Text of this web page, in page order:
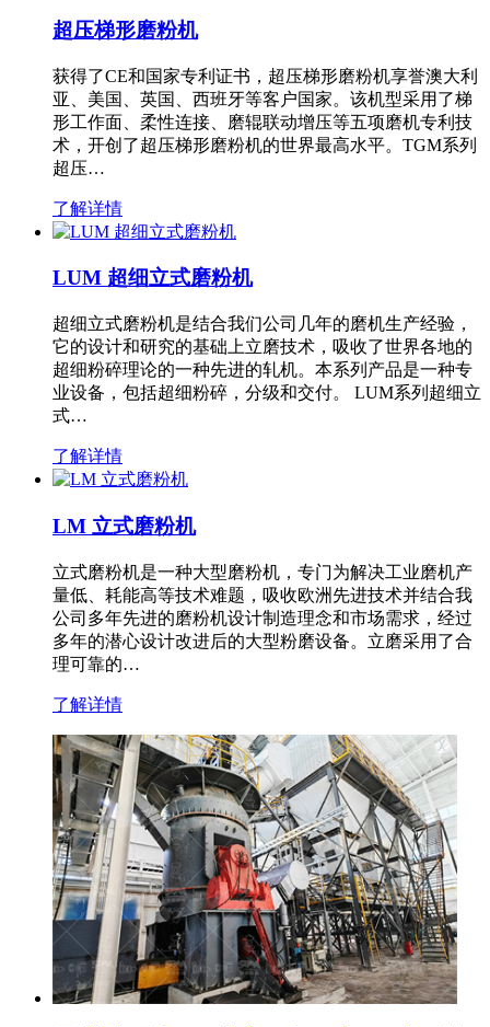
超压梯形磨粉机
获得了CE和国家专利证书，超压梯形磨粉机享誉澳大利
亚、美国、英国、西班牙等客户国家。该机型采用了梯
形工作面、柔性连接、磨辊联动增压等五项磨机专利技
术，开创了超压梯形磨粉机的世界最高水平。TGM系列
超压…
了解详情
LUM 超细立式磨粉机
超细立式磨粉机是结合我们公司几年的磨机生产经验，
它的设计和研究的基础上立磨技术，吸收了世界各地的
超细粉碎理论的一种先进的轧机。本系列产品是一种专
业设备，包括超细粉碎，分级和交付。 LUM系列超细立
式…
了解详情
LM 立式磨粉机
立式磨粉机是一种大型磨粉机，专门为解决工业磨机产
量低、耗能高等技术难题，吸收欧洲先进技术并结合我
公司多年先进的磨粉机设计制造理念和市场需求，经过
多年的潜心设计改进后的大型粉磨设备。立磨采用了合
理可靠的…
了解详情